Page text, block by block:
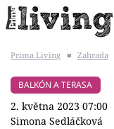
BYDLENÍ SLAVNÝCH
Prima Living ■ Zahrada
BALKÓN A TERASA
2. května 2023 07:00
Simona Sedláčková